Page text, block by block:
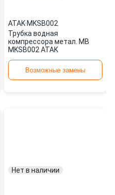
ATAK·MKSB002
Трубка водная
компрессора метал. MB
MKSB002 ATAK
Возможные замены
Нет в наличии